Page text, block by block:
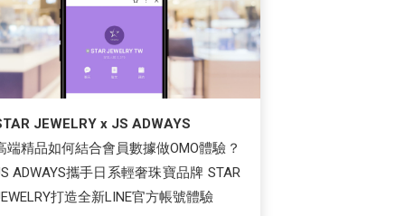
JEWELRY x JS ADWAYS
端精品如何結合會員數據做OMO體驗？
ADWAYS攜手日系輕奢珠寶品牌 STAR
打造全新LINE官方帳號體驗